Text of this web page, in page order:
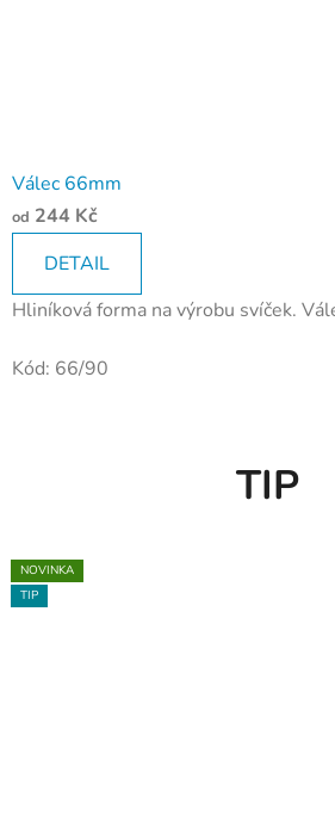
Válec 66mm
od 244 Kč
DETAIL
Hliníková forma na výrobu svíček.
Kód: 66/90
TIP
NOVINKA
TIP
NOVINKA
TIP
NOVINKA
TIP